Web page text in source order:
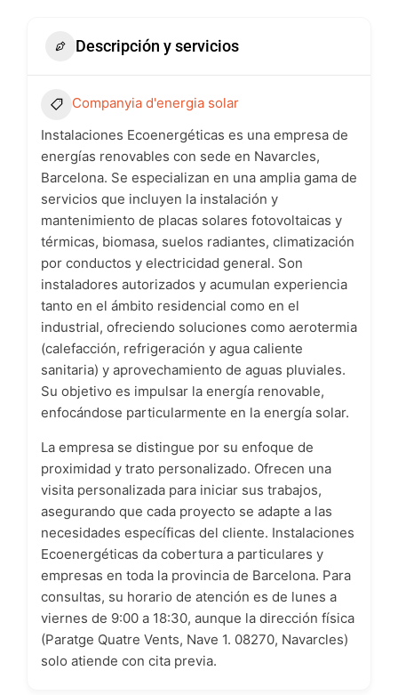
Descripción y servicios
Companyia d'energia solar
Instalaciones Ecoenergéticas es una empresa de
energías renovables con sede en Navarcles,
Barcelona. Se especializan en una amplia gama de
servicios que incluyen la instalación y
mantenimiento de placas solares fotovoltaicas y
térmicas, biomasa, suelos radiantes, climatización
por conductos y electricidad general. Son
instaladores autorizados y acumulan experiencia
tanto en el ámbito residencial como en el
industrial, ofreciendo soluciones como aerotermia
(calefacción, refrigeración y agua caliente
sanitaria) y aprovechamiento de aguas pluviales.
Su objetivo es impulsar la energía renovable,
enfocándose particularmente en la energía solar.
La empresa se distingue por su enfoque de
proximidad y trato personalizado. Ofrecen una
visita personalizada para iniciar sus trabajos,
asegurando que cada proyecto se adapte a las
necesidades específicas del cliente. Instalaciones
Ecoenergéticas da cobertura a particulares y
empresas en toda la provincia de Barcelona. Para
consultas, su horario de atención es de lunes a
viernes de 9:00 a 18:30, aunque la dirección física
(Paratge Quatre Vents, Nave 1. 08270, Navarcles)
solo atiende con cita previa.